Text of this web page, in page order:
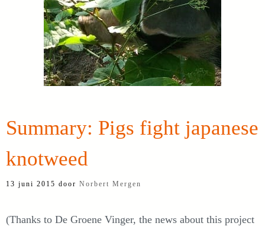
Summary: Pigs fight japanese
knotweed
13 juni 2015 door Norbert Mergen
(Thanks to De Groene Vinger, the news about this project